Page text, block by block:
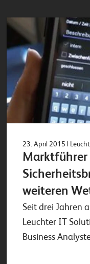
23. April 2015 |
Marktführer
weiteren
Seit drei Jahren
Leuchter IT
Business